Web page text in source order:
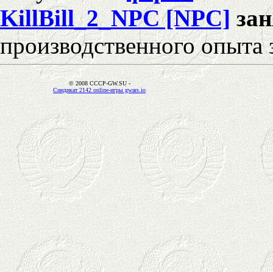
KillBill_2_NPC [NPC]
производственного опыта
© 2008 CCCP-GW.SU -
Синдикат 2142 online-игры gwars.io